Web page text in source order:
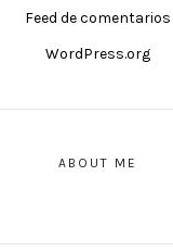
Feed de comentarios
WordPress.org
ABOUT ME